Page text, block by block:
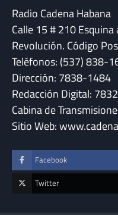
Radio Cadena Habana
Calle 15 # 210 Esquina
Revolución. Código
Teléfonos: (537) 838-
Dirección: 7838-1484
Redacción Digital:
Cabina de
Sitio Web:
Facebook
Twitter